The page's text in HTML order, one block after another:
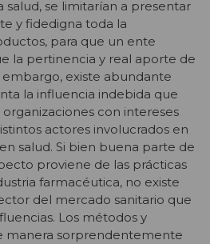
salud, se limitarían a presentar
y fidedigna toda la
para que un ente
la pertinencia y real aporte de
embargo, existe abundante
la influencia indebida que
con intereses
actores involucrados en
salud. Si bien buena parte de
proviene de las prácticas
farmacéutica, no existe
del mercado sanitario que
Los métodos y
manera sorprendentemente